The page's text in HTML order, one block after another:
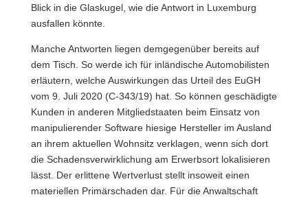
Blick in die Glaskugel, wie die Antwort in Luxemburg
ausfallen könnte.
Manche Antworten liegen demgegenüber bereits auf
dem Tisch. So werde ich für inländische Automobilisten
erläutern, welche Auswirkungen das Urteil des EuGH
vom 9. Juli 2020 (C-343/19) hat. So können geschädigte
Kunden in anderen Mitgliedstaaten beim Einsatz von
manipulierender Software hiesige Hersteller im Ausland
an ihrem aktuellen Wohnsitz verklagen, wenn sich dort
die Schadensverwirklichung am Erwerbsort lokalisieren
lässt. Der erlittene Wertverlust stellt insoweit einen
materiellen Primärschaden dar. Für die Anwaltschaft